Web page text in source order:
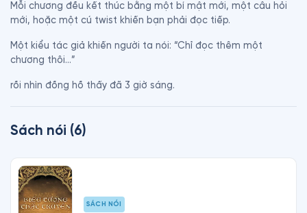
Mỗi chương đều kết thúc bằng một bí mật mới, một câu hỏi
mới, hoặc một cú twist khiến bạn phải đọc tiếp.
Một kiểu tác giả khiến người ta nói: “Chỉ đọc thêm một
chương thôi…”
rồi nhìn đồng hồ thấy đã 3 giờ sáng.
Sách nói (6)
SÁCH NÓI